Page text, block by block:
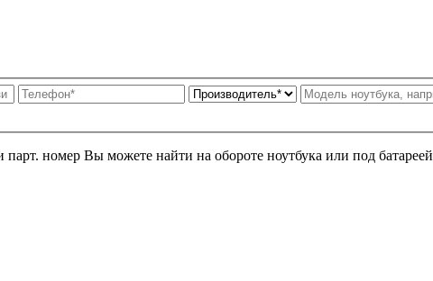
номер Вы можете найти на обороте ноутбука или под батареей